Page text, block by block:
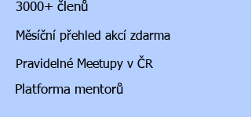
3000+ členů
Měsíční přehled akcí zdarma
Pravidelné Meetupy v ČR
Platforma mentorů